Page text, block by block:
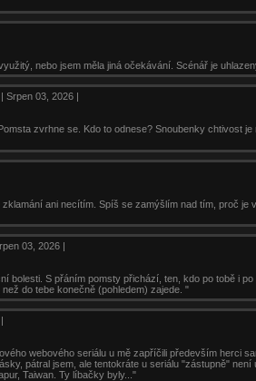
nebo jsem měla jiná očekávání. Scénář je
| Srpen 03, 2026 |
zvrhne se. Kdo to odnese? Snoubenky chtivost
ani necítím. Spíš se zamýšlím nad tím, proč
03, 2026 |
bolesti. S přáním pomsty přichází, ten, kdo po tobě i
do tebe konečně (pohledem) zajede. "
webového seriálu u mě zapříčili především herci
pátral jsem, ale tentokráte u seriálu "zástupně"
Taiwan. Ty líbačky byly..."